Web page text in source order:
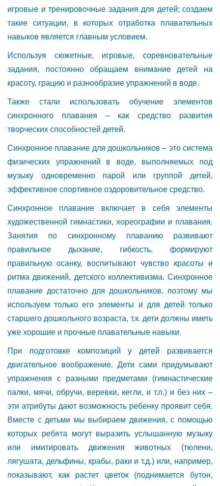
игровые и тренировочные задания для детей; создаем
такие ситуации, в которых отработка плавательных
навыков является главным условием.
Используя сюжетные, игровые, соревновательные
задания, постоянно обращаем внимание детей на
красоту, грацию и разнообразие упражнений в воде.
Также стали использовать обучение элементов
синхронного плавания – как средство развития
творческих способностей детей.
Синхронное плавание для дошкольников – это система
физических упражнений в воде, выполняемых под
музыку одновременно парой или группой детей,
эффективное спортивное оздоровительное средство.
Синхронное плавание включает в себя элементы
художественной гимнастики, хореографии и плавания.
Занятия по синхронному плаванию развивают
правильное дыхание, гибкость, формируют
правильную осанку, воспитывают чувство красоты и
ритма движений, детского коллективизма. Синхронное
плавание достаточно для дошкольников, поэтому мы
используем только его элементы и для детей только
старшего дошкольного возраста, т.к. дети должны иметь
уже хорошие и прочные плавательные навыки.
При подготовке композиций у детей развивается
двигательное воображение. Дети сами придумывают
упражнения с разными предметами (гимнастические
палки, мячи, обручи, веревки, кегли, и т.п.) и без них –
эти атрибуты дают возможность ребенку проявит себя.
Вместе с детьми мы выбираем движения, с помощью
которых ребята могут выразить услышанную музыку
или имитировать движения животных (тюлени,
лягушата, дельфины, крабы, раки и т.д.) или, например,
показывают, как растет цветок (поднимается бутон,